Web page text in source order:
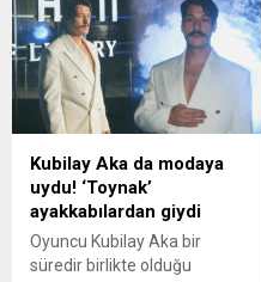
Kubilay Aka da modaya
uydu! ‘Toynak’
ayakkabılardan giydi
Oyuncu Kubilay Aka bir
süredir birlikte olduğu